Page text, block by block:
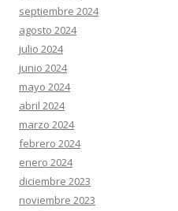
septiembre 2024
agosto 2024
julio 2024
junio 2024
mayo 2024
abril 2024
marzo 2024
febrero 2024
enero 2024
diciembre 2023
noviembre 2023